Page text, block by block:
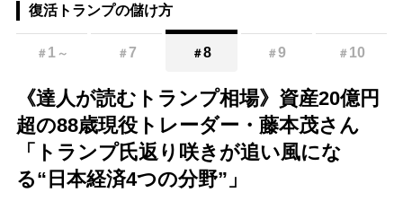
復活トランプの儲け方
＃ 1 ～ ＃7 ＃8 ＃9 ＃ 10
《達人が読むトランプ相場》資産20億円
超の88歳現役トレーダー・藤本茂さん
「トランプ氏返り咲きが追い風にな
る“日本経済4つの分野”」